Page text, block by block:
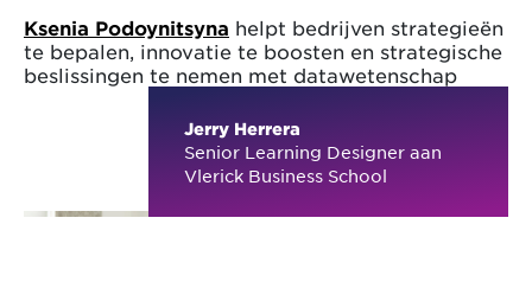
Ksenia Podoynitsyna helpt bedrijven strategieën
te bepalen, innovatie te boosten en strategische
beslissingen te nemen met datawetenschap
Jerry Herrera
Senior Learning Designer aan
Vlerick Business School